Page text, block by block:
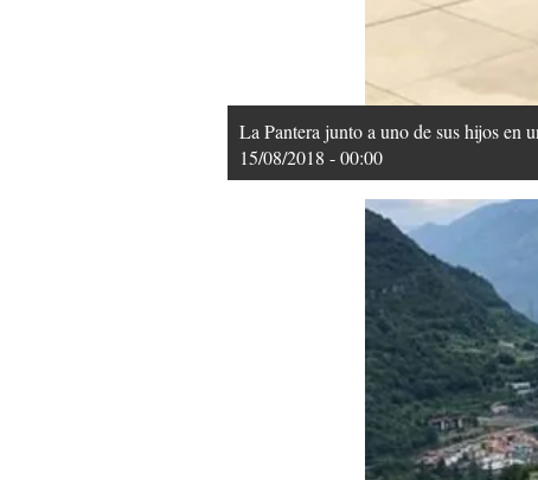
La Pantera junto a uno de sus hijos en
15/08/2018 - 00:00